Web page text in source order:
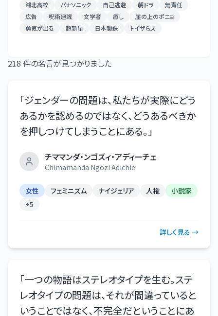
湘北高校
パナソニック 自己逃避 朝ドラ
無責任
広告
呪術廻戦 文学者 癒し
崖の上のポニョ
勇気が出る
超新星 日本製鉄 トイザらス
218 件の名言が見つかりました
「ジェンダーの問題は、私たちが実際にどう
あるかを認めるのではなく、どうあるべきか
を押しつけてしまうことにある。 」
チママンダ・ンゴズィ・アディーチェ
Chimamanda Ngozi Adichie
女性 フェミニズム ナイジェリア 人権
小説家
+5
詳しく見る →
「一つの物語はステレオタイプを生む。ステ
レオタイプの問題は、それが間違っていると
いうことではなく、不完全だということにあ